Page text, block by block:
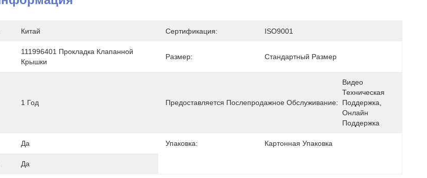
Китай Сертификация: ISO9001
111996401 Прокладка Клапанной
Крышки
Размер: Стандартный Размер
1 Год Предоставляется Послепродажное Обслуживание:
Видео
Техническая
Поддержка,
Онлайн
Поддержка
Да Упаковка: Картонная Упаковка
Да